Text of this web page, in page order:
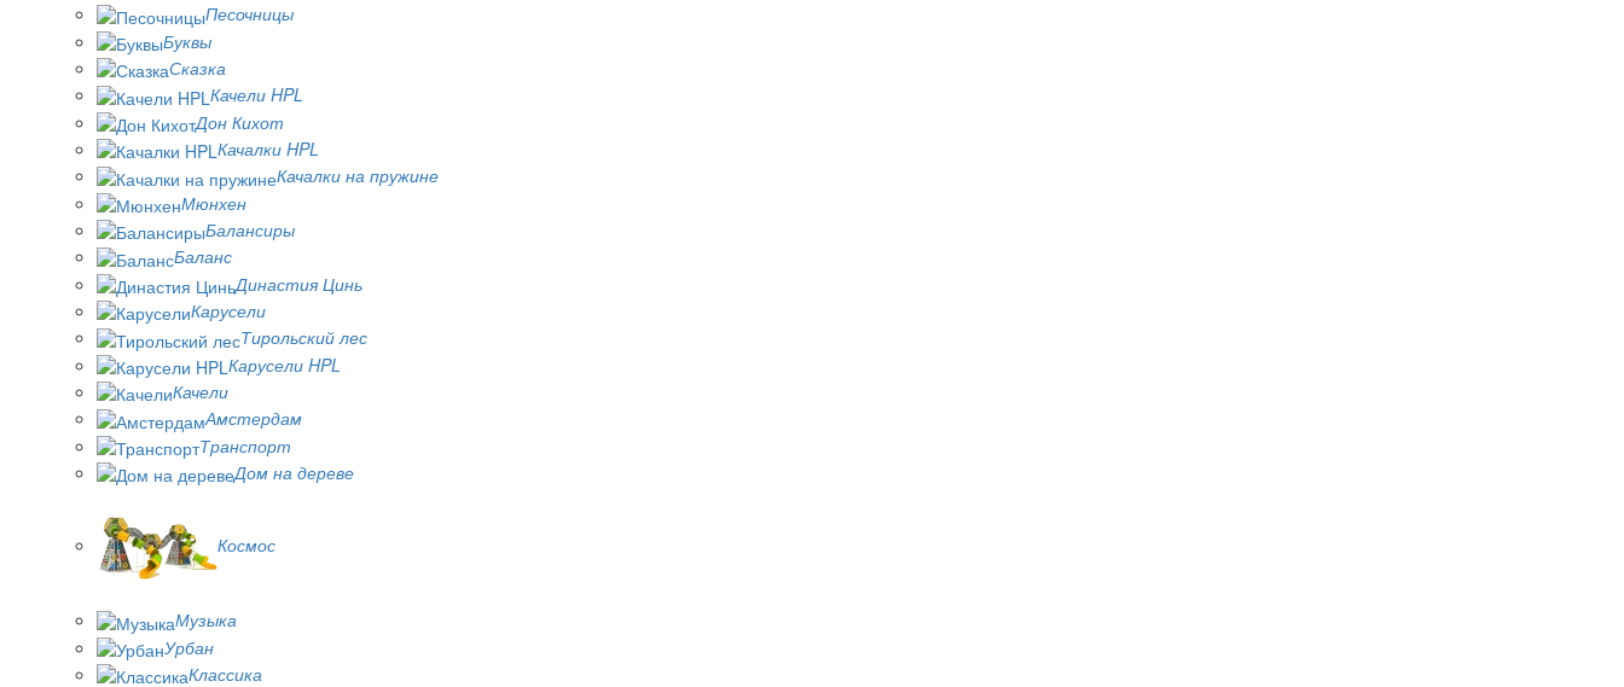
Песочницы
Буквы
Сказка
Качели HPL
Дон Кихот
Качалки HPL
Качалки на пружине
Мюнхен
Балансиры
Баланс
Династия Цинь
Карусели
Тирольский лес
Карусели HPL
Качели
Амстердам
Транспорт
Дом на дереве
Космос
Музыка
Урбан
Классика